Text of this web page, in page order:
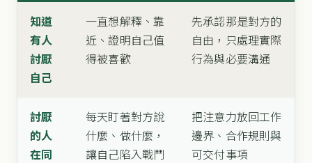
知道
有人
討厭
自己
一直想解釋、靠
近、證明自己值
得被喜歡
先承認那是對方的
自由，只處理實際
行為與必要溝通
討厭
的人
在同
每天盯著對方說
什麼、做什麼，
讓自己陷入戰鬥
把注意力放回工作
邊界、合作規則與
可交付事項